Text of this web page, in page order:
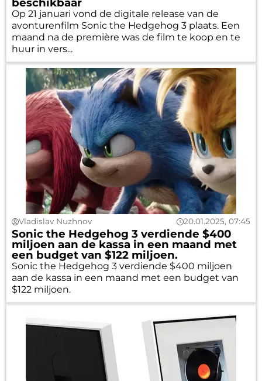
Op 21 januari vond de digitale release van de
avonturenfilm Sonic the Hedgehog 3 plaats. Een
maand na de première was de film te koop en te
huur in vers...
Vladislav Nuzhnov 20.01.2025, 07:45
Sonic the Hedgehog 3 verdiende $400
miljoen aan de kassa in een maand met
een budget van $122 miljoen.
Sonic the Hedgehog 3 verdiende $400 miljoen
aan de kassa in een maand met een budget van
$122 miljoen.